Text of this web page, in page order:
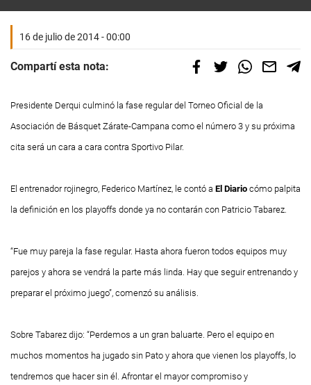
16 de julio de 2014 - 00:00
Compartí esta nota:
Presidente Derqui culminó la fase regular del Torneo Oficial de la
Asociación de Básquet Zárate-Campana como el número 3 y su próxima
cita será un cara a cara contra Sportivo Pilar.
El entrenador rojinegro, Federico Martínez, le contó a El Diario cómo palpita
la definición en los playoffs donde ya no contarán con Patricio Tabarez.
“Fue muy pareja la fase regular. Hasta ahora fueron todos equipos muy
parejos y ahora se vendrá la parte más linda. Hay que seguir entrenando y
preparar el próximo juego”, comenzó su análisis.
Sobre Tabarez dijo: “Perdemos a un gran baluarte. Pero el equipo en
muchos momentos ha jugado sin Pato y ahora que vienen los playoffs, lo
tendremos que hacer sin él. Afrontar el mayor compromiso y